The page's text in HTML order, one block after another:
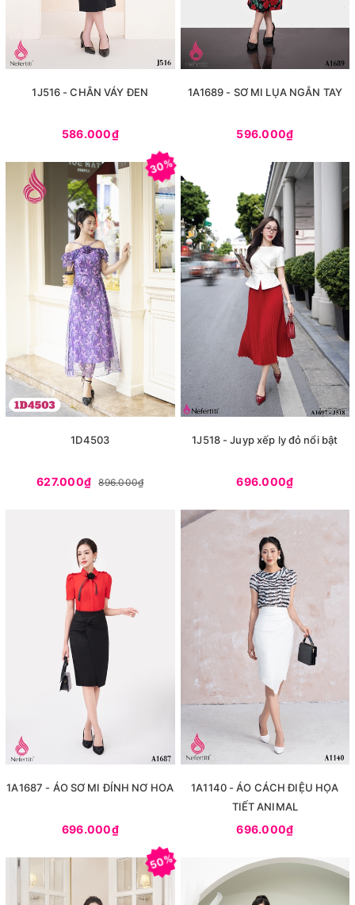
1J516 - CHÂN VÁY ĐEN
586.000₫
1A1689 - SƠ MI LỤA NGẮN TAY
596.000₫
30%
1D4503
627.000₫ 896.000₫
1J518 - Juyp xếp ly đỏ nổi bật
696.000₫
1A1687 - ÁO SƠ MI ĐÍNH NƠ HOA
696.000₫
1A1140 - ÁO CÁCH ĐIỆU HỌA
TIẾT ANIMAL
696.000₫
50%